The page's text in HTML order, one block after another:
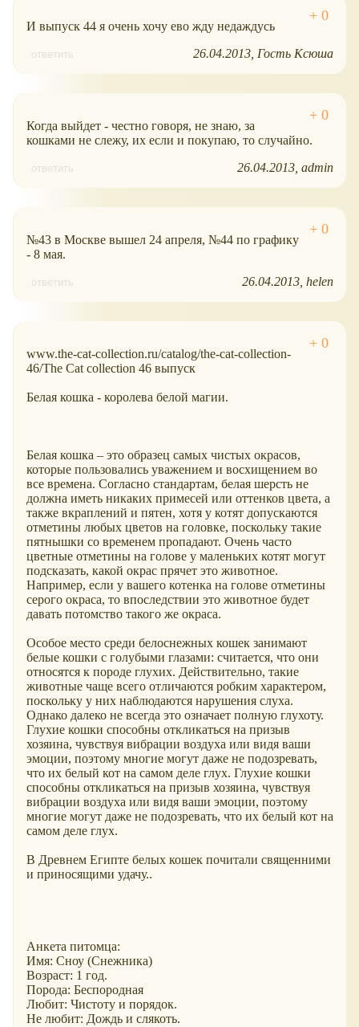
И выпуск 44 я очень хочу ево жду недаждусь
ответить 26.04.2013 Гость Ксюша
Когда выйдет - честно говоря, не знаю, за
кошками не слежу, их если и покупаю, то случайно.
ответить 26.04.2013 admin
№43 в Москве вышел 24 апреля, №44 по графику
- 8 мая.
ответить 26.04.2013 helen
www.the-cat-collection.ru/catalog/the-cat-collection-
46/The Cat collection 46 выпуск
Белая кошка - королева белой магии.
Белая кошка – это образец самых чистых окрасов,
которые пользовались уважением и восхищением во
все времена. Согласно стандартам, белая шерсть не
должна иметь никаких примесей или оттенков цвета, а
также вкраплений и пятен, хотя у котят допускаются
отметины любых цветов на головке, поскольку такие
пятнышки со временем пропадают. Очень часто
цветные отметины на голове у маленьких котят могут
подсказать, какой окрас прячет это животное.
Например, если у вашего котенка на голове отметины
серого окраса, то впоследствии это животное будет
давать потомство такого же окраса.
Особое место среди белоснежных кошек занимают
белые кошки с голубыми глазами: считается, что они
относятся к породе глухих. Действительно, такие
животные чаще всего отличаются робким характером,
поскольку у них наблюдаются нарушения слуха.
Однако далеко не всегда это означает полную глухоту.
Глухие кошки способны откликаться на призыв
хозяина, чувствуя вибрации воздуха или видя ваши
эмоции, поэтому многие могут даже не подозревать,
что их белый кот на самом деле глух. Глухие кошки
способны откликаться на призыв хозяина, чувствуя
вибрации воздуха или видя ваши эмоции, поэтому
многие могут даже не подозревать, что их белый кот на
самом деле глух.
В Древнем Египте белых кошек почитали священними
и приносящими удачу..
Анкета питомца:
Имя: Сноу (Снежника)
Возраст: 1 год.
Порода: Беспородная
Любит: Чистоту и порядок.
Не любит: Дождь и слякоть.